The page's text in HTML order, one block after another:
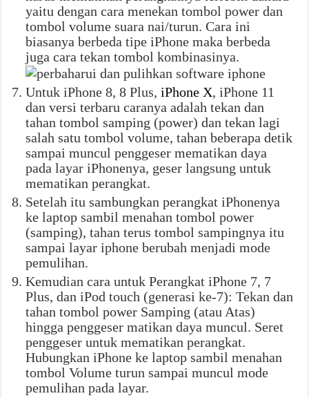
yaitu dengan cara menekan tombol power dan
tombol volume suara nai/turun. Cara ini
biasanya berbeda tipe iPhone maka berbeda
juga cara tekan tombol kombinasinya.
Untuk iPhone 8, 8 Plus,iPhone X, iPhone 11
dan versi terbaru caranya adalah tekan dan
tahan tombol samping (power) dan tekan lagi
salah satu tombol volume, tahan beberapa detik
sampai muncul penggeser mematikan daya
pada layar iPhonenya, geser langsung untuk
mematikan perangkat.
Setelah itu sambungkan perangkat iPhonenya
ke laptop sambil menahan tombol power
(samping), tahan terus tombol sampingnya itu
sampai layar iphone berubah menjadi mode
pemulihan.
Kemudian cara untuk Perangkat iPhone 7, 7
Plus, dan iPod touch (generasi ke-7): Tekan dan
tahan tombol power Samping (atau Atas)
hingga penggeser matikan daya muncul. Seret
penggeser untuk mematikan perangkat.
Hubungkan iPhone ke laptop sambil menahan
tombol Volume turun sampai muncul mode
pemulihan pada layar.